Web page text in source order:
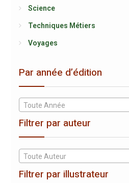
Science
Techniques Métiers
Voyages
Par année d’édition
Toute Année
Filtrer par auteur
Toute Auteur
Filtrer par illustrateur